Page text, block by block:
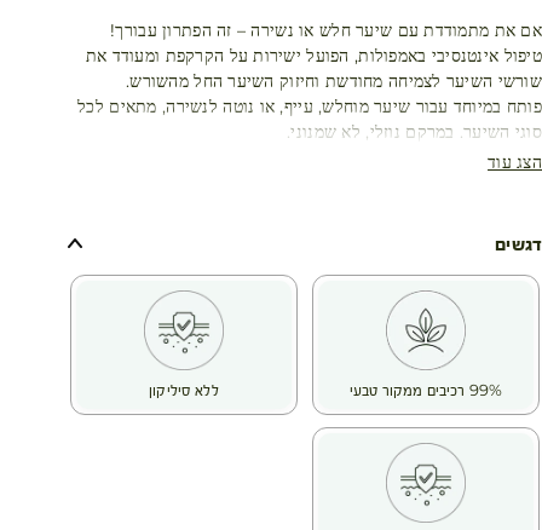
אם את מתמודדת עם שיער חלש או נשירה – זה הפתרון עבורך!
טיפול אינטנסיבי באמפולות, הפועל ישירות על הקרקפת ומעודד את
שורשי השיער לצמיחה מחודשת וחיזוק השיער החל מהשורש.
פותח במיוחד עבור שיער מוחלש, עייף, או נוטה לנשירה, מתאים לכל
סוגי השיער. במרקם נוזלי, לא שמנוני.
הצג עוד
דגשים
99% רכיבים ממקור טבעי ללא סיליקון